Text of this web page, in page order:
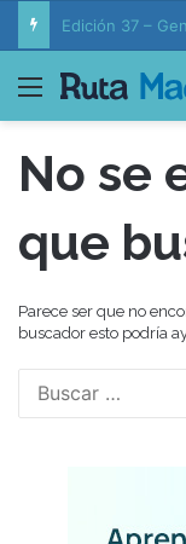
Menú
No se
que
Parece ser que no
buscador esto podría